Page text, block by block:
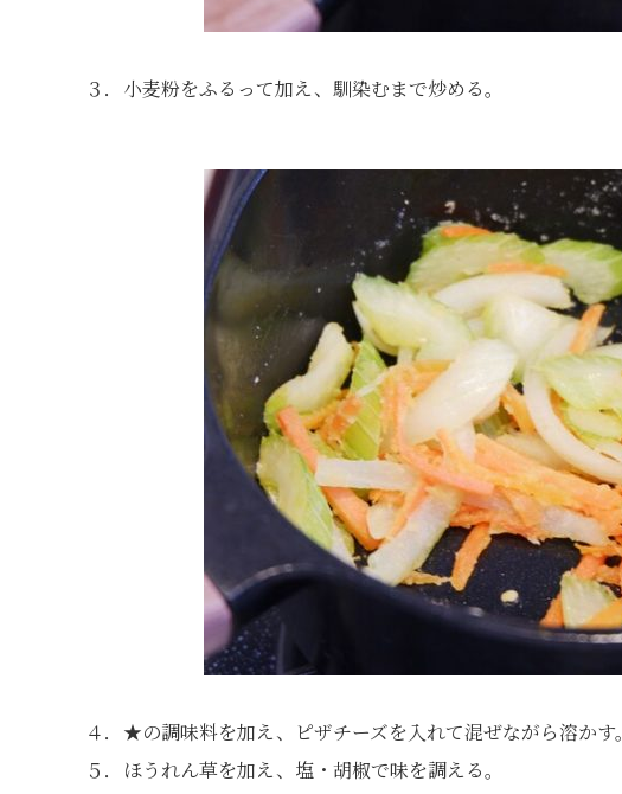
３．小麦粉をふるって加え、馴染むまで炒める。
４．★の調味料を加え、ピザチーズを入れて混ぜながら溶かす。
５．ほうれん草を加え、塩・胡椒で味を調える。